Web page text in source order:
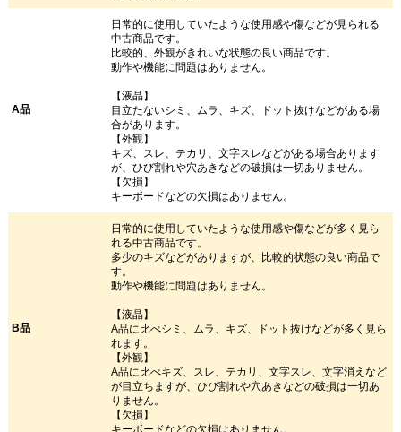
A品
日常的に使用していたような使用感や傷などが見られる
中古商品です。
比較的、外観がきれいな状態の良い商品です。
動作や機能に問題はありません。
【液晶】
目立たないシミ、ムラ、キズ、ドット抜けなどがある場
合があります。
【外観】
キズ、スレ、テカリ、文字スレなどがある場合あります
が、ひび割れや穴あきなどの破損は一切ありません。
【欠損】
キーボードなどの欠損はありません。
B品
日常的に使用していたような使用感や傷などが多く見ら
れる中古商品です。
多少のキズなどがありますが、比較的状態の良い商品で
す。
動作や機能に問題はありません。
【液晶】
A品に比べシミ、ムラ、キズ、ドット抜けなどが多く見ら
れます。
【外観】
A品に比べキズ、スレ、テカリ、文字スレ、文字消えなど
が目立ちますが、ひび割れや穴あきなどの破損は一切あ
りません。
【欠損】
キーボードなどの欠損はありません。